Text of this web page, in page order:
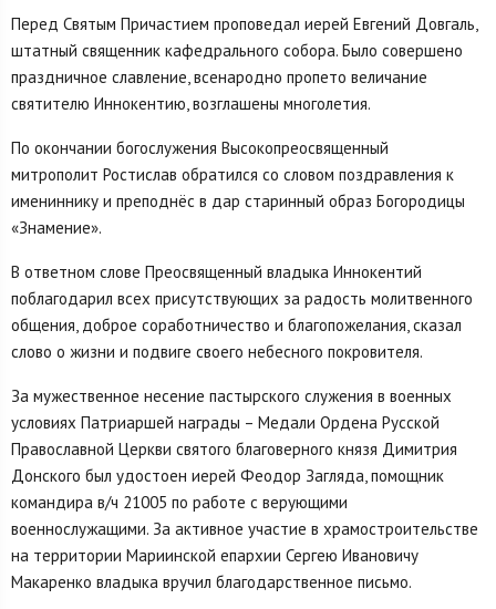
Перед Святым Причастием проповедал иерей Евгений Довгаль,
штатный священник кафедрального собора. Было совершено
праздничное славление, всенародно пропето величание
святителю Иннокентию, возглашены многолетия.
По окончании богослужения Высокопреосвященный
митрополит Ростислав обратился со словом поздравления к
имениннику и преподнёс в дар старинный образ Богородицы
«Знамение».
В ответном слове Преосвященный владыка Иннокентий
поблагодарил всех присутствующих за радость молитвенного
общения, доброе соработничество и благопожелания, сказал
слово о жизни и подвиге своего небесного покровителя.
За мужественное несение пастырского служения в военных
условиях Патриаршей награды – Медали Ордена Русской
Православной Церкви святого благоверного князя Димитрия
Донского был удостоен иерей Феодор Загляда, помощник
командира в/ч 21005 по работе с верующими
военнослужащими. За активное участие в храмостроительстве
на территории Мариинской епархии Сергею Ивановичу
Макаренко владыка вручил благодарственное письмо.